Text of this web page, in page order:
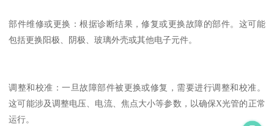
部件维修或更换：根据诊断结果，修复或更换故障的部件。这可能
包括更换阳极、阴极、玻璃外壳或其他电子元件。
调整和校准：一旦故障部件被更换或修复，需要进行调整和校准。
这可能涉及调整电压、电流、焦点大小等参数，以确保X光管的正常
运行。